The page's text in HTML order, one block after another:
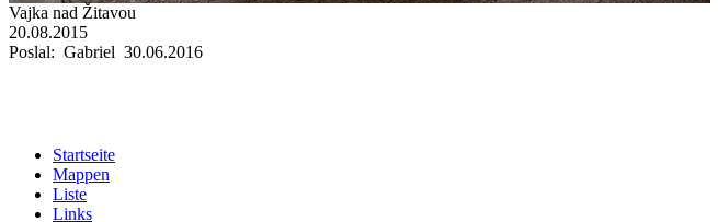
Vajka nad Žitavou
20.08.2015
Poslal: Gabriel 30.06.2016
Startseite
Mappen
Liste
Links